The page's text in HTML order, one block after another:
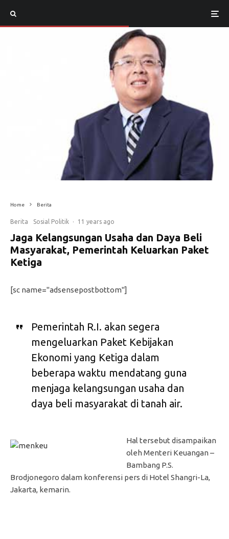
Home Berita
Berita Sosial Politik · 11 years ago
Jaga Kelangsungan Usaha dan Daya Beli
Masyarakat, Pemerintah Keluarkan Paket
Ketiga
[sc name="adsensepostbottom"]
Pemerintah R.I. akan segera
mengeluarkan Paket Kebijakan
Ekonomi yang Ketiga dalam
beberapa waktu mendatang guna
menjaga kelangsungan usaha dan
daya beli masyarakat di tanah air.
Hal tersebut disampaikan
oleh Menteri Keuangan –
Bambang P.S.
Brodjonegoro dalam konferensi pers di Hotel Shangri-La,
Jakarta, kemarin.